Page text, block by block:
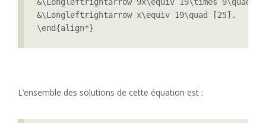
&\Longleftrightarrow 9x\equiv 19\times 9\quad
&\Longleftrightarrow x\equiv 19\quad [25].
\end{align*}
L’ensemble des solutions de cette équation est :